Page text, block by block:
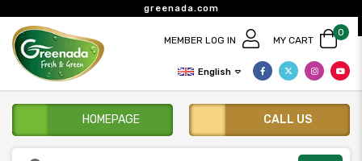
greenada.com
HOMEPAGE CALL US
English
0
MEMBER LOG IN MY CART